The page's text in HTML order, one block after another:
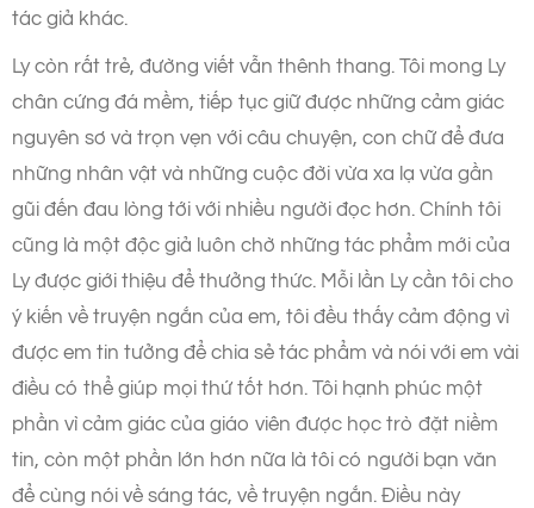
tác giả khác.
Ly còn rất trẻ, đường viết vẫn thênh thang. Tôi mong Ly
chân cứng đá mềm, tiếp tục giữ được những cảm giác
nguyên sơ và trọn vẹn với câu chuyện, con chữ để đưa
những nhân vật và những cuộc đời vừa xa lạ vừa gần
gũi đến đau lòng tới với nhiều người đọc hơn. Chính tôi
cũng là một độc giả luôn chờ những tác phẩm mới của
Ly được giới thiệu để thưởng thức. Mỗi lần Ly cần tôi cho
ý kiến về truyện ngắn của em, tôi đều thấy cảm động vì
được em tin tưởng để chia sẻ tác phẩm và nói với em vài
điều có thể giúp mọi thứ tốt hơn. Tôi hạnh phúc một
phần vì cảm giác của giáo viên được học trò đặt niềm
tin, còn một phần lớn hơn nữa là tôi có người bạn văn
để cùng nói về sáng tác, về truyện ngắn. Điều này